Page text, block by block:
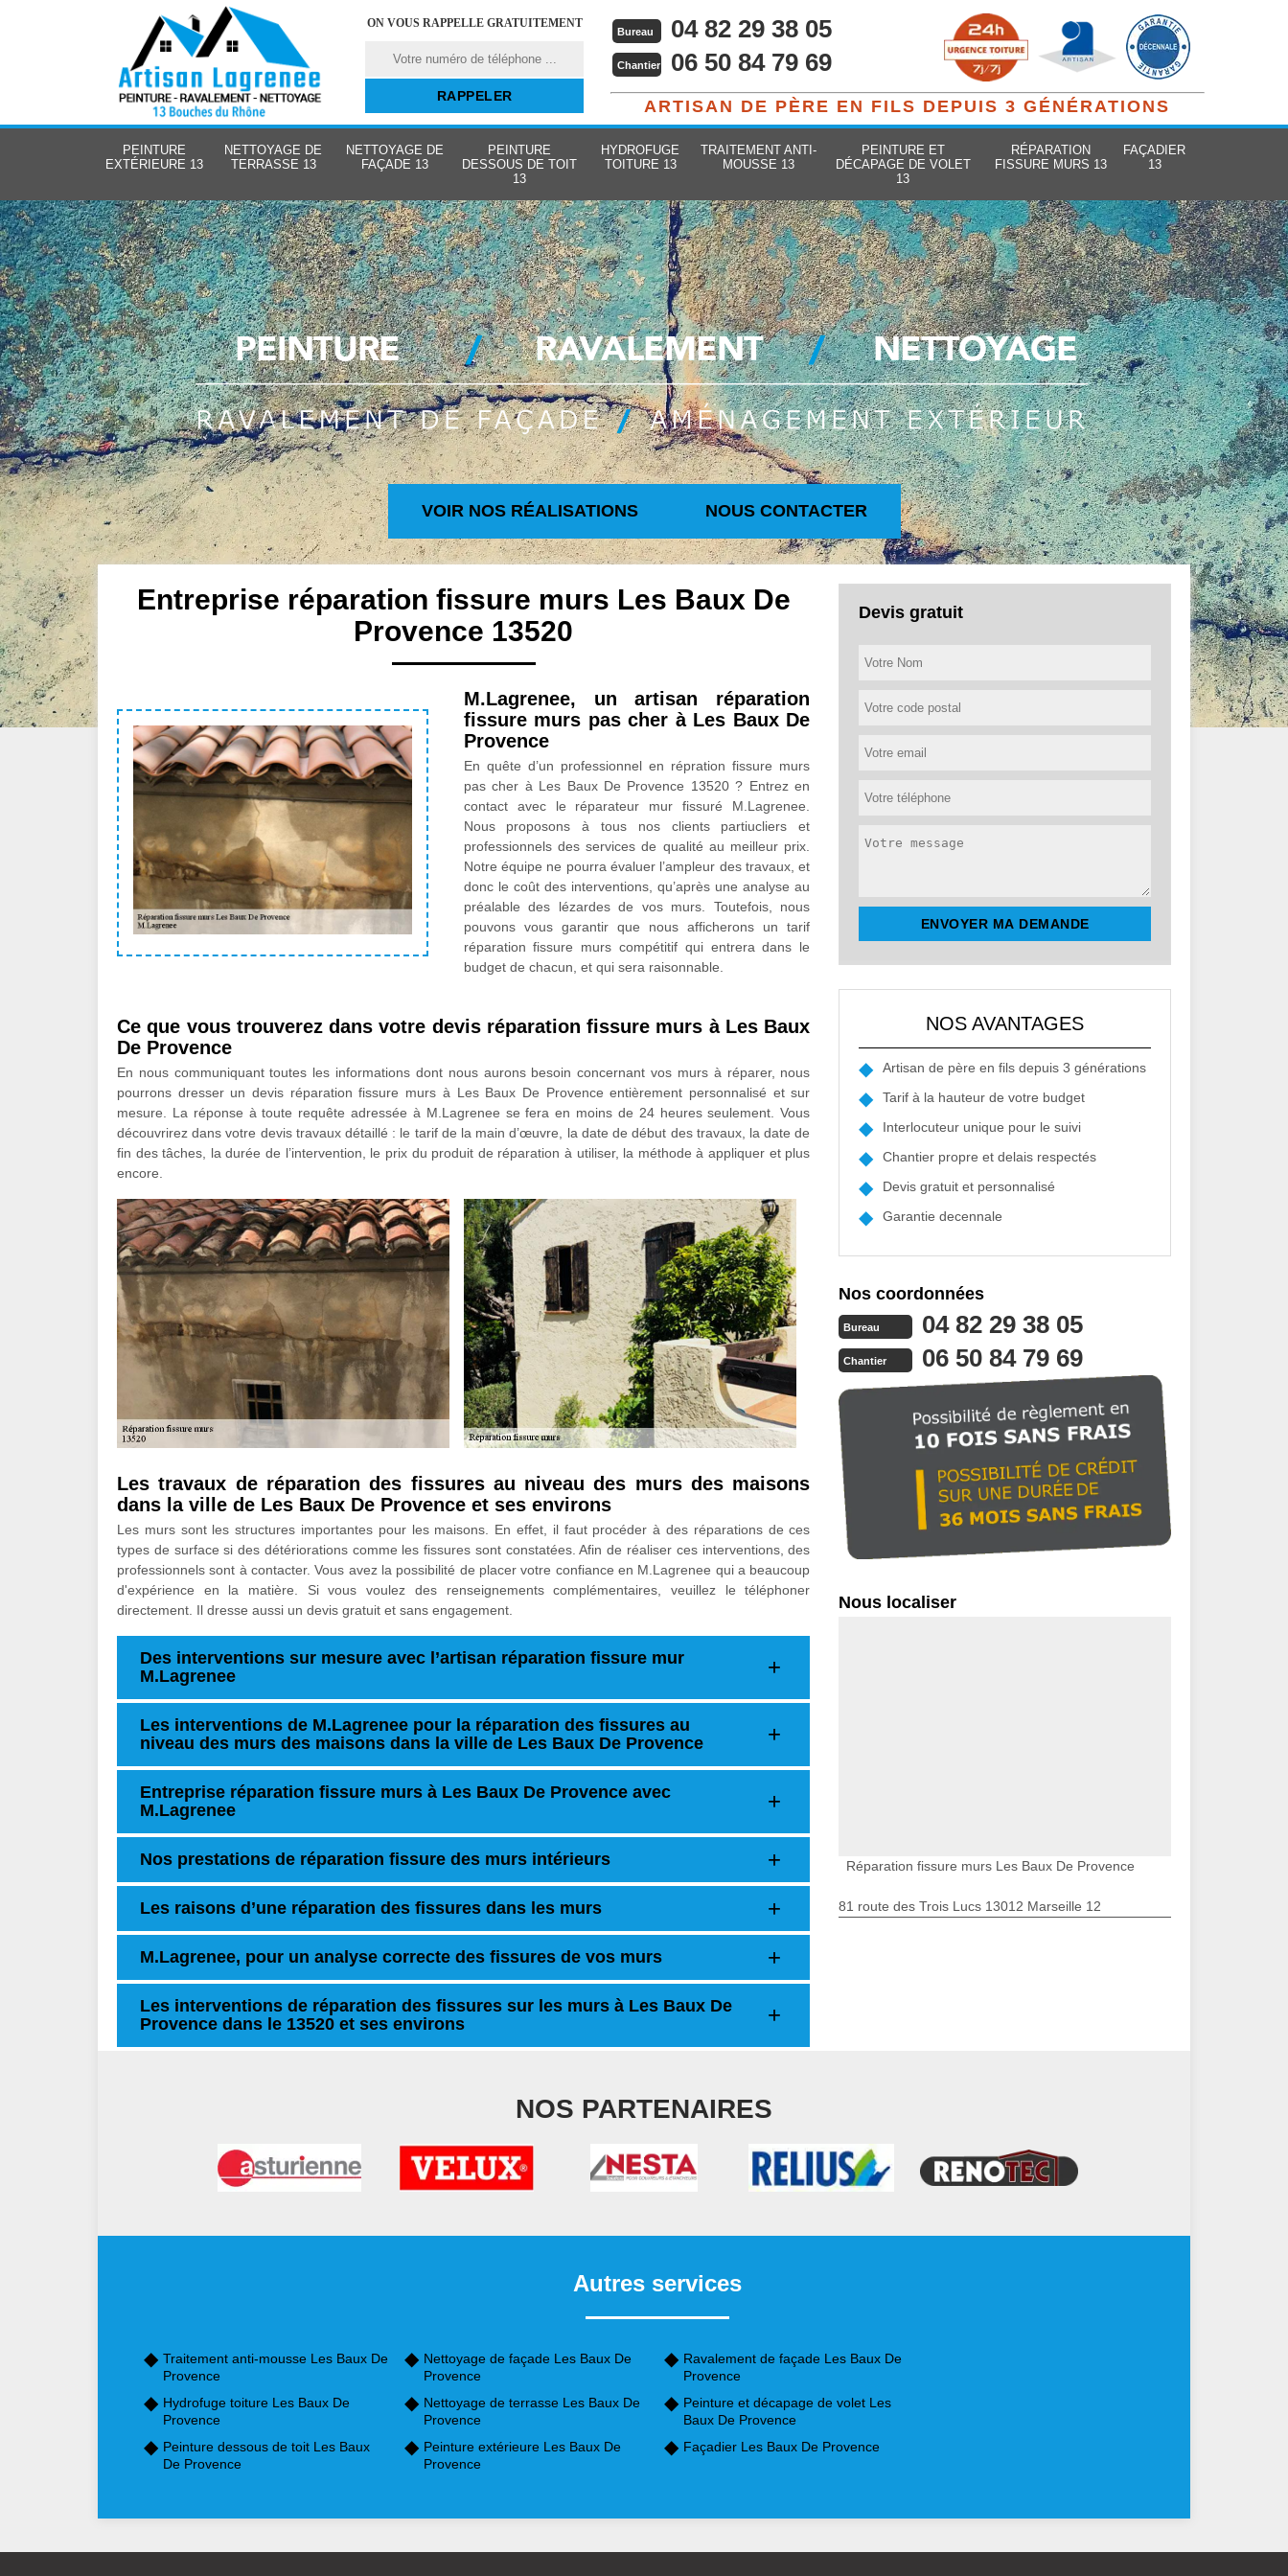
ON VOUS RAPPELLE GRATUITEMENT
Bureau 04 82 29 38 05
Chantier 06 50 84 79 69
ARTISAN DE PÈRE EN FILS DEPUIS 3 GÉNÉRATIONS
PEINTURE
EXTÉRIEURE 13
NETTOYAGE DE
TERRASSE 13
NETTOYAGE DE
FAÇADE 13
PEINTURE
DESSOUS DE TOIT
13
HYDROFUGE
TOITURE 13
TRAITEMENT ANTI-
MOUSSE 13
PEINTURE ET
DÉCAPAGE DE VOLET
13
RÉPARATION
FISSURE MURS 13
FAÇADIER
13
VOIR NOS RÉALISATIONS NOUS CONTACTER
Entreprise réparation fissure murs Les Baux De
Provence 13520
M.Lagrenee, un artisan réparation
fissure murs pas cher à Les Baux De
Provence
En quête d’un professionnel en répration fissure murs
pas cher à Les Baux De Provence 13520 ? Entrez en
contact avec le réparateur mur fissuré M.Lagrenee.
Nous proposons à tous nos clients partiucliers et
professionnels des services de qualité au meilleur prix.
Notre équipe ne pourra évaluer l’ampleur des travaux, et
donc le coût des interventions, qu’après une analyse au
préalable des lézardes de vos murs. Toutefois, nous
pouvons vous garantir que nous afficherons un tarif
réparation fissure murs compétitif qui entrera dans le
budget de chacun, et qui sera raisonnable.
Ce que vous trouverez dans votre devis réparation fissure murs à Les Baux
De Provence
En nous communiquant toutes les informations dont nous aurons besoin concernant vos murs à réparer, nous
pourrons dresser un devis réparation fissure murs à Les Baux De Provence entièrement personnalisé et sur
mesure. La réponse à toute requête adressée à M.Lagrenee se fera en moins de 24 heures seulement. Vous
découvrirez dans votre devis travaux détaillé : le tarif de la main d’œuvre, la date de début des travaux, la date de
fin des tâches, la durée de l’intervention, le prix du produit de réparation à utiliser, la méthode à appliquer et plus
encore.
Les travaux de réparation des fissures au niveau des murs des maisons
dans la ville de Les Baux De Provence et ses environs
Les murs sont les structures importantes pour les maisons. En effet, il faut procéder à des réparations de ces
types de surface si des détériorations comme les fissures sont constatées. Afin de réaliser ces interventions, des
professionnels sont à contacter. Vous avez la possibilité de placer votre confiance en M.Lagrenee qui a beaucoup
d'expérience en la matière. Si vous voulez des renseignements complémentaires, veuillez le téléphoner
directement. Il dresse aussi un devis gratuit et sans engagement.
Des interventions sur mesure avec l’artisan réparation fissure mur
M.Lagrenee
Les interventions de M.Lagrenee pour la réparation des fissures au
niveau des murs des maisons dans la ville de Les Baux De Provence
Entreprise réparation fissure murs à Les Baux De Provence avec
M.Lagrenee
Nos prestations de réparation fissure des murs intérieurs
Les raisons d’une réparation des fissures dans les murs
M.Lagrenee, pour un analyse correcte des fissures de vos murs
Les interventions de réparation des fissures sur les murs à Les Baux De
Provence dans le 13520 et ses environs
Devis gratuit
NOS AVANTAGES
Artisan de père en fils depuis 3 générations
Tarif à la hauteur de votre budget
Interlocuteur unique pour le suivi
Chantier propre et delais respectés
Devis gratuit et personnalisé
Garantie decennale
Nos coordonnées
Bureau 04 82 29 38 05
Chantier 06 50 84 79 69
Nous localiser
Réparation fissure murs Les Baux De Provence
81 route des Trois Lucs 13012 Marseille 12
NOS PARTENAIRES
Autres services
Traitement anti-mousse Les Baux De
Provence
Hydrofuge toiture Les Baux De
Provence
Peinture dessous de toit Les Baux
De Provence
Nettoyage de façade Les Baux De
Provence
Nettoyage de terrasse Les Baux De
Provence
Peinture extérieure Les Baux De
Provence
Ravalement de façade Les Baux De
Provence
Peinture et décapage de volet Les
Baux De Provence
Façadier Les Baux De Provence